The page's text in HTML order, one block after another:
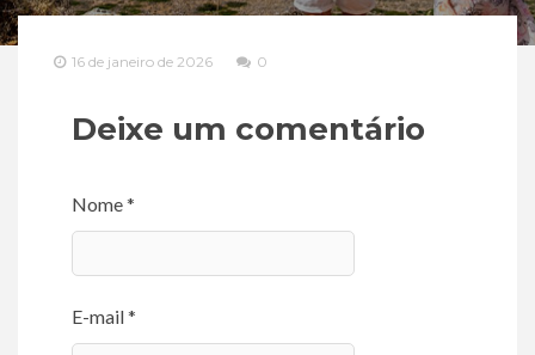
16 de janeiro de 2026 0
Deixe um comentário
Nome *
E-mail *